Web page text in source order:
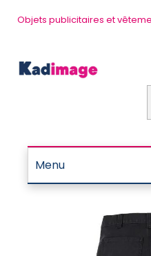
Objets publicitaires et
Menu